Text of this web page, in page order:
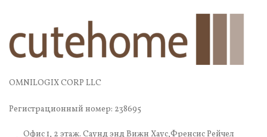
OMNILOGIX CORP LLC
Регистрационный номер: 238695
Офис 1, 2 этаж. Саунд энд Вижн Хаус,Френсис Рейчел